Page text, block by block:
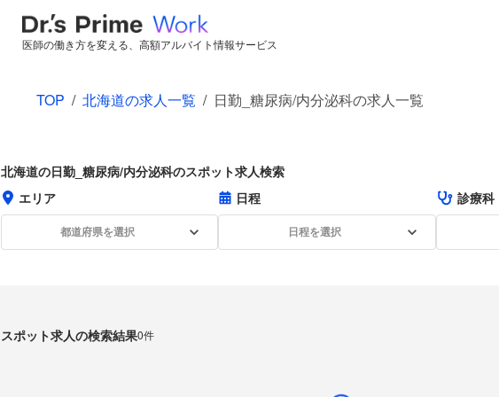
医師の働き方を変える、高額アルバイト情報サービス
TOP / 北海道の求人一覧 / 日勤_糖尿病/内分泌科の求人一覧
北海道の日勤_糖尿病/内分泌科のスポット求人検索
エリア
都道府県を選択
日程
日程を選択
診療科
スポット求人の検索結果0件